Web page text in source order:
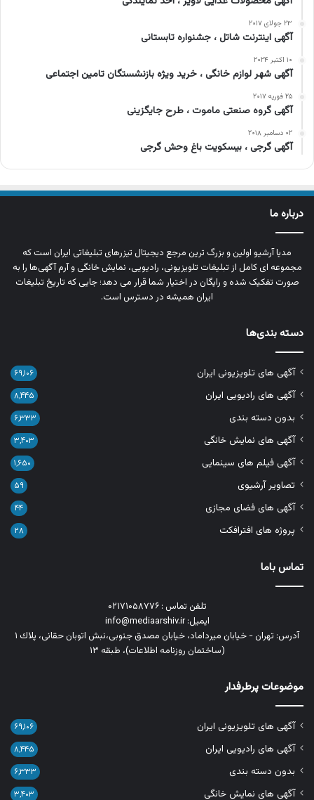
۲۳ جولای ۲۰۱۷
آگهی اینترنت شاتل ، جشنواره تابستانی
۱۰ اکتبر ۲۰۲۴
آگهی شهر لوازم خانگی ، خرید ویژه بازنشستگان تامین اجتماعی
۲۵ فوریه ۲۰۱۷
آگهی گروه صنعتی ماموت ، طرح جایگزینی
۰۲ دسامبر ۲۰۱۸
آگهی گرجی ، بیسکویت باغ وحش گرجی
درباره ما
مدیا آرشیو اولین و بزرگ‌ ترین مرجع دیجیتال تیزرهای تبلیغاتی ایران است که
مجموعه‌ ای کامل از تبلیغات تلویزیونی، رادیویی، نمایش خانگی و آرم‌ آگهی‌ها را به‌
صورت تفکیک‌ شده و رایگان در اختیار شما قرار می‌ دهد؛ جایی که تاریخ تبلیغات
ایران همیشه در دسترس است.
دسته بندی‌ها
آگهی های تلویزیونی ایران ۶۹,۱۰۶
آگهی های رادیویی ایران ۸,۴۴۵
بدون دسته بندی ۶,۳۳۳
آگهی های نمایش خانگی ۳,۴۰۳
آگهی فیلم های سینمایی ۱,۶۵۰
تصاویر آرشیوی ۵۹
آگهی های فضای مجازی ۴۴
پروژه های افترافکت ۲۸
تماس باما
تلفن تماس : ۰۲۱۷۱۰۵۸۷۷۶
ایمیل: info@mediaarshiv.ir
آدرس: تهران - خیابان میرداماد، خیابان مصدق جنوبی،نبش اتوبان حقانی، پلاك ١
(ساختمان روزنامه اطلاعات)، طبقه ۱۳
موضوعات پرطرفدار
آگهی های تلویزیونی ایران ۶۹,۱۰۶
آگهی های رادیویی ایران ۸,۴۴۵
بدون دسته بندی ۶,۳۳۳
آگهی های نمایش خانگی ۳,۴۰۳